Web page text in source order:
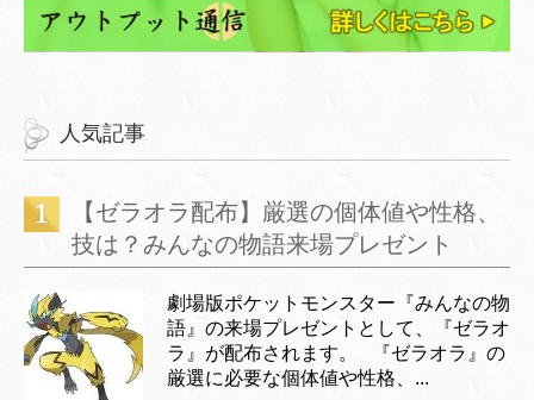
人気記事
【ゼラオラ配布】厳選の個体値や性格、
技は？みんなの物語来場プレゼント
劇場版ポケットモンスター『みんなの物
語』の来場プレゼントとして、『ゼラオ
ラ』が配布されます。 『ゼラオラ』の
厳選に必要な個体値や性格、...